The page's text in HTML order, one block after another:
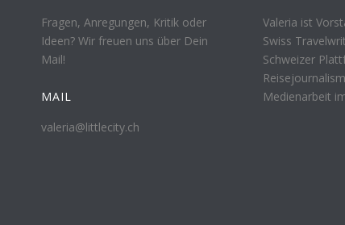
Fragen, Anregungen, Kritik oder
Ideen? Wir freuen uns über Dein
Mail!
MAIL
valeria@littlecity.ch
Valeria ist
Swiss
Schweizer
Medienarbeit